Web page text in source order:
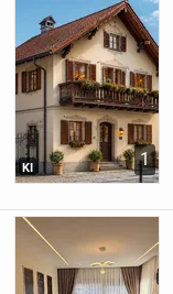
1
KI